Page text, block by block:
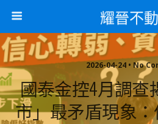
耀晉不
2026-04-24 • No
國泰金控4月調查
市」最矛盾現象